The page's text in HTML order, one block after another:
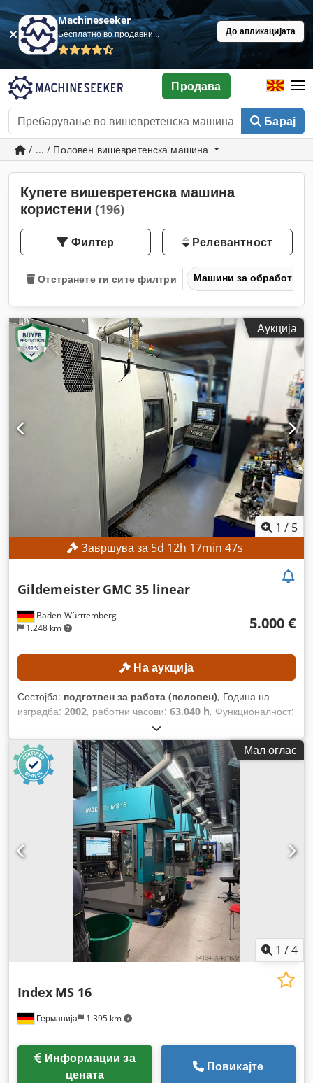
Machineseeker
Бесплатно во продавница До апликацијата
Барај
Продава
/ ... / Половен вишевретенска машина
Купете вишевретенска машина
користени (196)
Филтер Релевантност
Отстранете ги сите филтри Машини за обработка
Аукција
1 / 5
Завршува за 5d 12h 17min 45s
Baden-Württemberg
1.248 km
Gildemeister GMC 35 linear
5.000 €
На аукција
Состојба: подготвен за работа (половен), Година на
изградба: 2002, работни часови: 63.040 h, Функционалност:
Мал оглас
1 /4
Германија 1.395 km
Index MS 16
цената
Повикајте